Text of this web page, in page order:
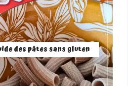
des pâtes sans gluten